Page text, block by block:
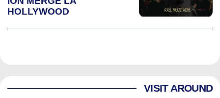
HOLLYWOOD
VISIT AROUND